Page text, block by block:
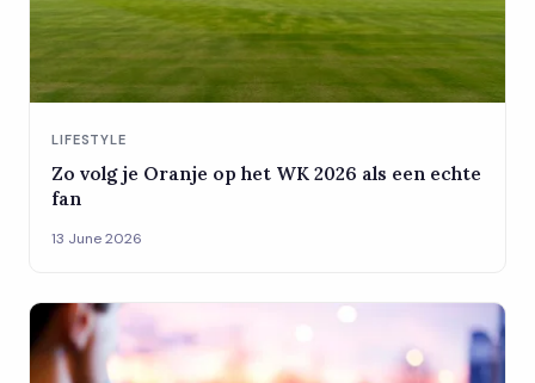
LIFESTYLE
Zo volg je Oranje op het WK 2026 als een echte
fan
13 June 2026